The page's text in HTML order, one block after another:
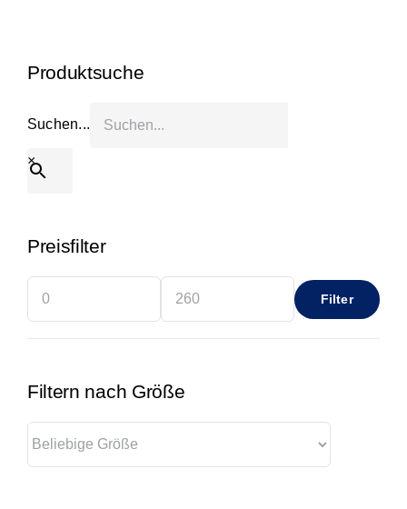
Produktsuche
Suchen...
×
Preisfilter
Filter
Filtern nach Größe